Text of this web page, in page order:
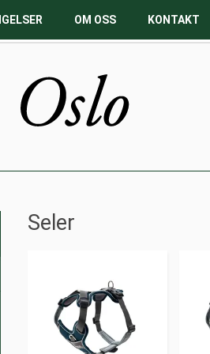
OM OSS KONTAKT
Seler